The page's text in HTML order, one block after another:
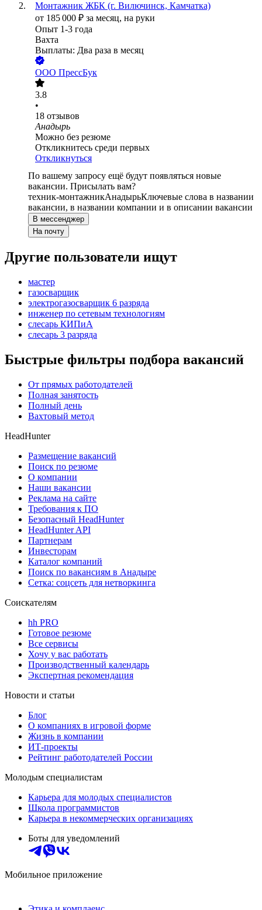
Монтажник ЖБК (г. Вилючинск, Камчатка)
от 185 000 ₽ за месяц, на руки
Опыт 1-3 года
Вахта
Выплаты: Два раза в месяц
ООО ПрессБук
3.8
•
18 отзывов
Анадырь
Можно без резюме
Откликнитесь среди первых
Откликнуться
По вашему запросу ещё будут появляться новые
вакансии. Присылать вам?
техник-монтажникАнадырьКлючевые слова в названии
вакансии, в названии компании и в описании вакансии
В мессенджер
На почту
Другие пользователи ищут
мастер
газосварщик
электрогазосварщик 6 разряда
инженер по сетевым технологиям
слесарь КИПиА
слесарь 3 разряда
Быстрые фильтры подбора вакансий
От прямых работодателей
Полная занятость
Полный день
Вахтовый метод
HeadHunter
Размещение вакансий
Поиск по резюме
О компании
Наши вакансии
Реклама на сайте
Требования к ПО
Безопасный HeadHunter
HeadHunter API
Партнерам
Инвесторам
Каталог компаний
Поиск по вакансиям в Анадыре
Сетка: соцсеть для нетворкинга
Соискателям
hh PRO
Готовое резюме
Все сервисы
Хочу у вас работать
Производственный календарь
Экспертная рекомендация
Новости и статьи
Блог
О компаниях в игровой форме
Жизнь в компании
ИТ-проекты
Рейтинг работодателей России
Молодым специалистам
Карьера для молодых специалистов
Школа программистов
Карьера в некоммерческих организациях
Боты для уведомлений
Мобильное приложение